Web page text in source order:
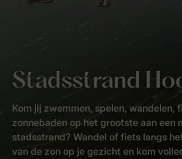
Stadsstrand
Kom jij zwemmen, spelen, wandelen,
zonnebaden op het grootste aan een
stadsstrand? Wandel of fiets langs
van de zon op je gezicht en kom